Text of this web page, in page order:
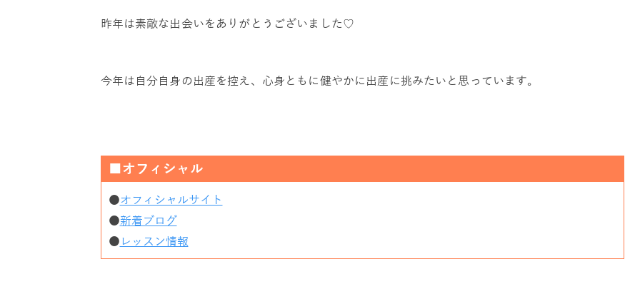
昨年は素敵な出会いをありがとうございました♡
今年は自分自身の出産を控え、心身ともに健やかに出産に挑みたいと思っています。
■オフィシャル
●オフィシャルサイト
●新着ブログ
●レッスン情報